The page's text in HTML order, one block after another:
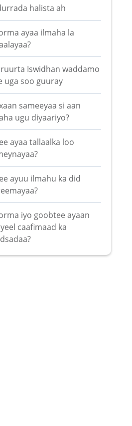
halista ah
ayaa ilmaha la
Iswidhan waddamo
uga soo guuray
sameeyaa si aan
ugu diyaariyo?
ayaa tallaalka loo
ayuu ilmahu ka did
iyo goobtee ayaan
caafimaad ka